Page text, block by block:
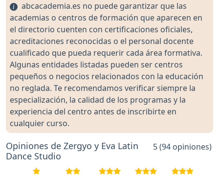
abcacademia.es no puede garantizar que las
academias o centros de formación que aparecen en
el directorio cuenten con certificaciones oficiales,
acreditaciones reconocidas o el personal docente
cualificado que pueda requerir cada área formativa.
Algunas entidades listadas pueden ser centros
pequeños o negocios relacionados con la educación
no reglada. Te recomendamos verificar siempre la
especialización, la calidad de los programas y la
experiencia del centro antes de inscribirte en
cualquier curso.
Opiniones de Zergyo y Eva Latin
Dance Studio
5 (94 opiniones)